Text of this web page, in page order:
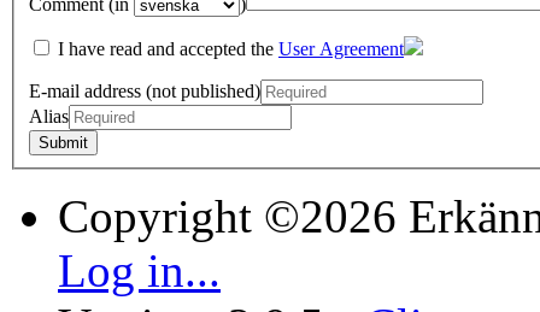
Comment (in )
I have read and accepted the User Agreement
E-mail address (not published)
Alias
Copyright ©2026
Log in...